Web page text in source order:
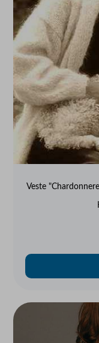
Veste